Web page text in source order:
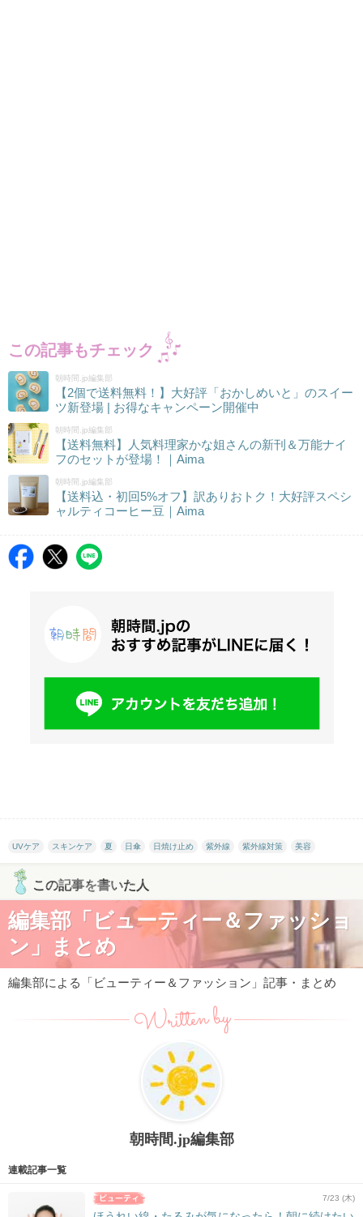
この記事もチェック
朝時間.jp編集部
【2個で送料無料！】大好評「おかしめいと」のスイー
ツ新登場 | お得なキャンペーン開催中
朝時間.jp編集部
【送料無料】人気料理家かな姐さんの新刊＆万能ナイ
フのセットが登場！｜Aima
朝時間.jp編集部
【送料込・初回5%オフ】訳ありおトク！大好評スペシ
ャルティコーヒー豆｜Aima
UVケア スキンケア 夏 日傘 日焼け止め 紫外線 紫外線対策 美容
この記事を書いた人
編集部「ビューティー＆ファッショ
ン」まとめ
編集部による「ビューティー＆ファッション」記事・まとめ
Written by
朝時間.jp編集部
連載記事一覧
7/23 (木)